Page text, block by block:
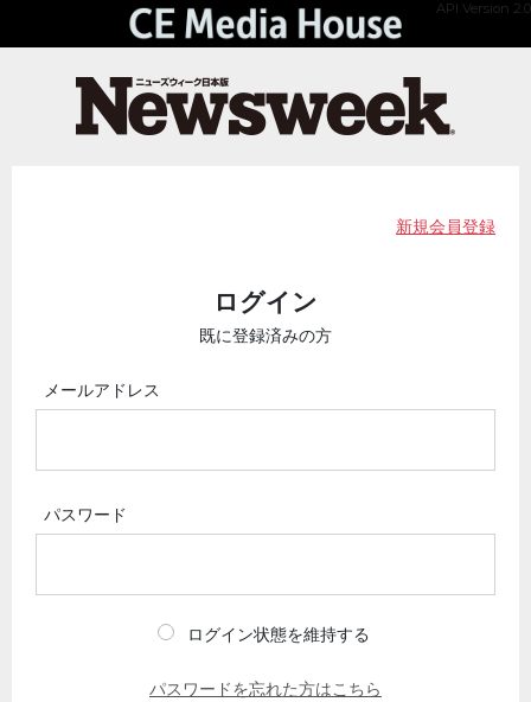
API Version 2.0
新規会員登録
ログイン
既に登録済みの方
メールアドレス
パスワード
ログイン状態を維持する
パスワードを忘れた方はこちら